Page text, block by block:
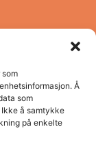
Å
som
å samtykke
på enkelte